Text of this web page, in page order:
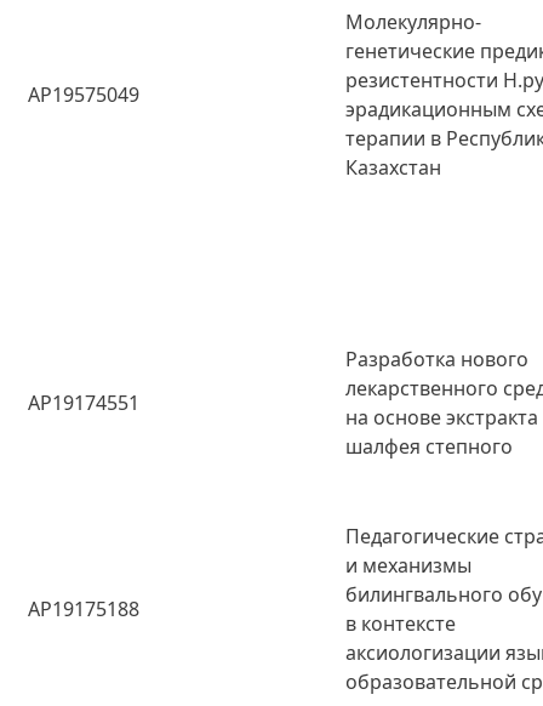
AP19575049
Молекулярно-
генетические
резистентности
эрадикационным
терапии в
Казахстан
AP19174551
Разработка нового
лекарственного
на основе экстракта
шалфея степного
AP19175188
Педагогические
и механизмы
билингвального
в контексте
аксиологизации
образовательной